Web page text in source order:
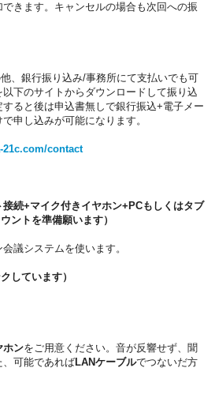
きます。キャンセルの場合も次回への振
、銀行振り込み/事務所にて支払いでも可
下のサイトからダウンロードして振り込
ると後は申込書無しで銀行振込+電子メー
申し込みが可能になります。
contact
続+マイク付きイヤホン+PCもしくはタブ
ントを準備願います）
議システムを使います。
しています）
ホンをご用意ください。音が反響せず、聞
、可能であればLANケーブルでつないだ方